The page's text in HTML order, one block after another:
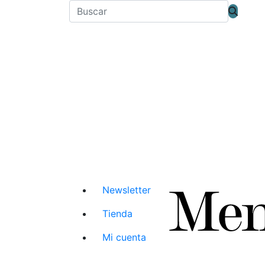
Newsletter
Tienda
Mi cuenta